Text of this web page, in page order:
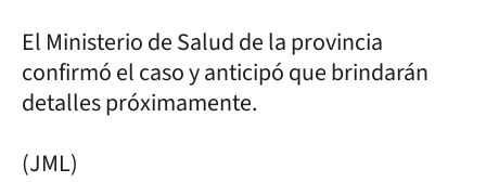
El Ministerio de Salud de la provincia
confirmó el caso y anticipó que brindarán
detalles próximamente.
(JML)